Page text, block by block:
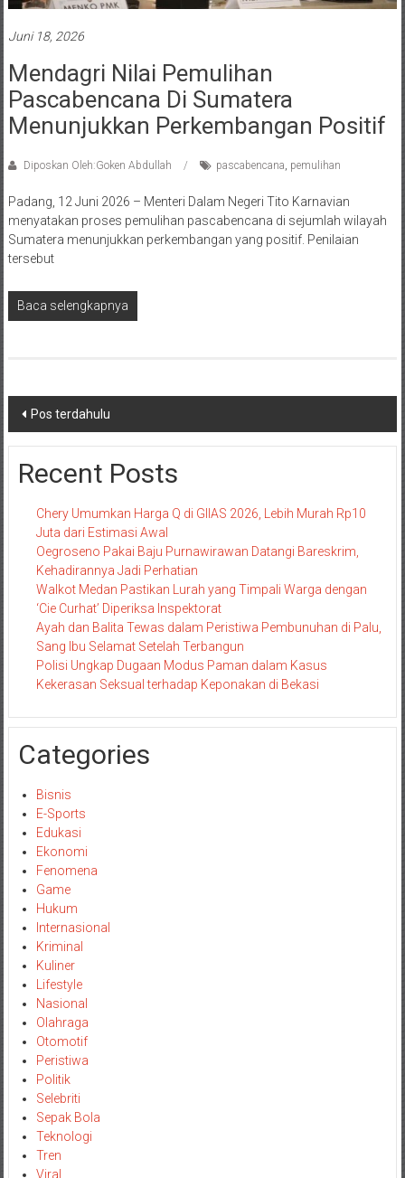
Juni 18, 2026
Mendagri Nilai Pemulihan
Pascabencana Di Sumatera
Menunjukkan Perkembangan Positif
Diposkan Oleh:Goken Abdullah pascabencana, pemulihan
Padang, 12 Juni 2026 – Menteri Dalam Negeri Tito Karnavian
menyatakan proses pemulihan pascabencana di sejumlah wilayah
Sumatera menunjukkan perkembangan yang positif. Penilaian
tersebut
Baca selengkapnya
Navigasi
pos
Pos terdahulu
Recent Posts
Chery Umumkan Harga Q di GIIAS 2026, Lebih Murah Rp10
Juta dari Estimasi Awal
Oegroseno Pakai Baju Purnawirawan Datangi Bareskrim,
Kehadirannya Jadi Perhatian
Walkot Medan Pastikan Lurah yang Timpali Warga dengan
‘Cie Curhat’ Diperiksa Inspektorat
Ayah dan Balita Tewas dalam Peristiwa Pembunuhan di Palu,
Sang Ibu Selamat Setelah Terbangun
Polisi Ungkap Dugaan Modus Paman dalam Kasus
Kekerasan Seksual terhadap Keponakan di Bekasi
Categories
Bisnis
E-Sports
Edukasi
Ekonomi
Fenomena
Game
Hukum
Internasional
Kriminal
Kuliner
Lifestyle
Nasional
Olahraga
Otomotif
Peristiwa
Politik
Selebriti
Sepak Bola
Teknologi
Tren
Viral